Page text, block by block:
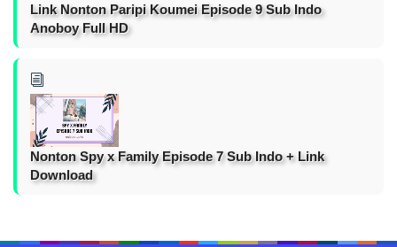
Link Nonton Paripi Koumei Episode 9 Sub Indo
Anoboy Full HD
Nonton Spy x Family Episode 7 Sub Indo + Link
Download